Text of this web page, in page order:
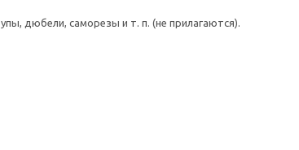
дюбели, саморезы и т. п. (не прилагаются).